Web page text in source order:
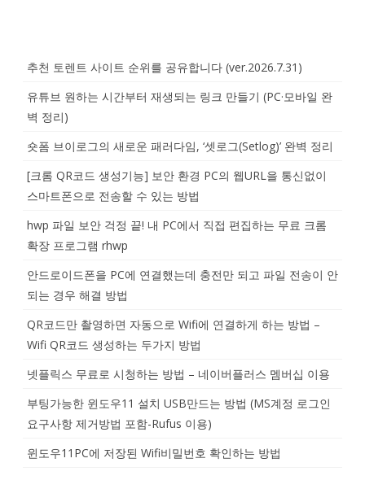
추천 토렌트 사이트 순위를 공유합니다 (ver.2026.7.31)
유튜브 원하는 시간부터 재생되는 링크 만들기 (PC·모바일 완
벽 정리)
숏폼 브이로그의 새로운 패러다임, ‘셋로그(Setlog)’ 완벽 정리
[크롬 QR코드 생성기능] 보안 환경 PC의 웹URL을 통신없이
스마트폰으로 전송할 수 있는 방법
hwp 파일 보안 걱정 끝! 내 PC에서 직접 편집하는 무료 크롬
확장 프로그램 rhwp
안드로이드폰을 PC에 연결했는데 충전만 되고 파일 전송이 안
되는 경우 해결 방법
QR코드만 촬영하면 자동으로 Wifi에 연결하게 하는 방법 –
Wifi QR코드 생성하는 두가지 방법
넷플릭스 무료로 시청하는 방법 – 네이버플러스 멤버십 이용
부팅가능한 윈도우11 설치 USB만드는 방법 (MS계정 로그인
요구사항 제거방법 포함-Rufus 이용)
윈도우11PC에 저장된 Wifi비밀번호 확인하는 방법